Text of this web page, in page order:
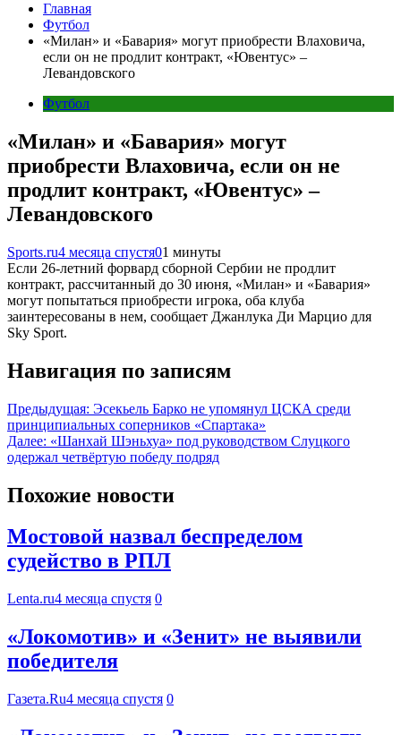
Главная
Футбол
«Милан» и «Бавария» могут приобрести Влаховича,
если он не продлит контракт, «Ювентус» –
Левандовского
Футбол
«Милан» и «Бавария» могут
приобрести Влаховича, если он не
продлит контракт, «Ювентус» –
Левандовского
Sports.ru4 месяца спустя01 минуты
Если 26-летний форвард сборной Сербии не продлит
контракт, рассчитанный до 30 июня, «Милан» и «Бавария»
могут попытаться приобрести игрока, оба клуба
заинтересованы в нем, сообщает Джанлука Ди Марцио для
Sky Sport.
Навигация по записям
Предыдущая: Эсекьель Барко не упомянул ЦСКА среди
принципиальных соперников «Спартака»
Далее: «Шанхай Шэньхуа» под руководством Слуцкого
одержал четвёртую победу подряд
Похожие новости
Мостовой назвал беспределом
судейство в РПЛ
Lenta.ru4 месяца спустя 0
«Локомотив» и «Зенит» не выявили
победителя
Газета.Ru4 месяца спустя 0